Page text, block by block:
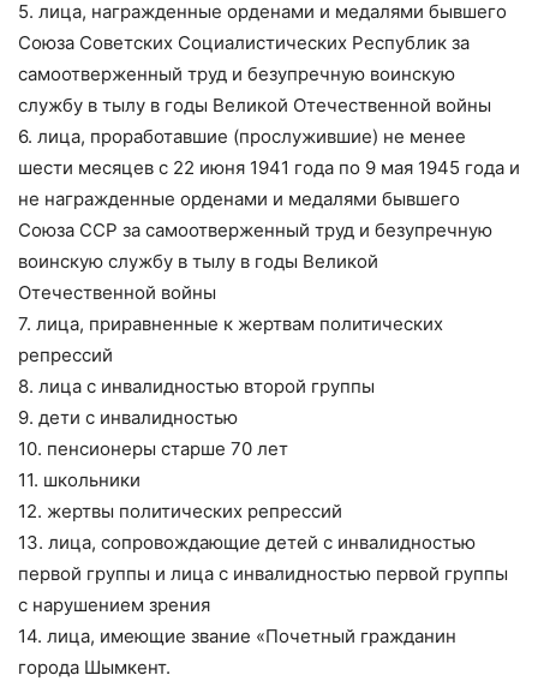
5. лица, награжденные орденами и медалями бывшего
Союза Советских Социалистических Республик за
самоотверженный труд и безупречную воинскую
службу в тылу в годы Великой Отечественной войны
6. лица, проработавшие (прослужившие) не менее
шести месяцев с 22 июня 1941 года по 9 мая 1945 года и
не награжденные орденами и медалями бывшего
Союза ССР за самоотверженный труд и безупречную
воинскую службу в тылу в годы Великой
Отечественной войны
7. лица, приравненные к жертвам политических
репрессий
8. лица с инвалидностью второй группы
9. дети с инвалидностью
10. пенсионеры старше 70 лет
11. школьники
12. жертвы политических репрессий
13. лица, сопровождающие детей с инвалидностью
первой группы и лица с инвалидностью первой группы
с нарушением зрения
14. лица, имеющие звание «Почетный гражданин
города Шымкент.